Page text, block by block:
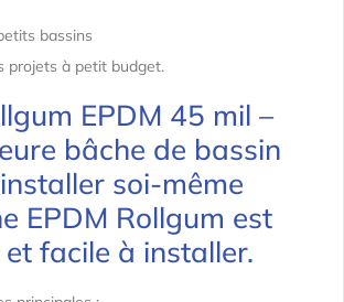
bassins
projets à petit budget.
EPDM 45 mil –
bâche de bassin
soi-même
EPDM Rollgum est
facile à installer.